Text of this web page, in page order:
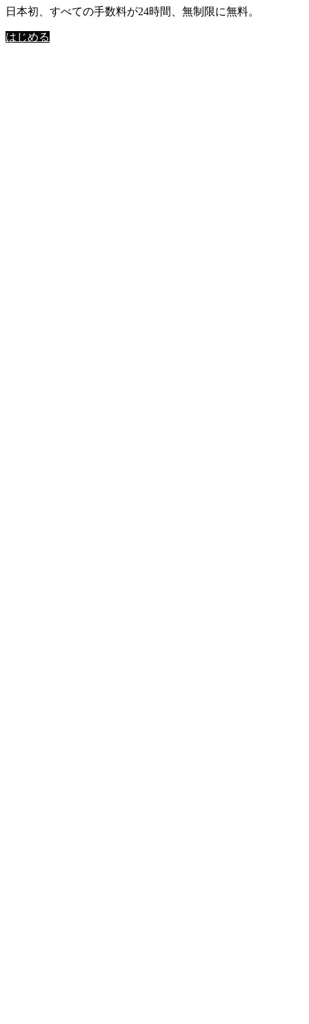
日本初、すべての手数料が24時間、無制限に無料。
はじめる